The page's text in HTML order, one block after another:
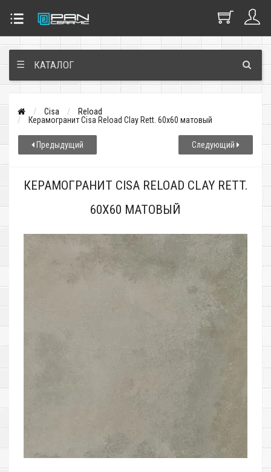
☰ КАТАЛОГ
Cisa
Reload
Керамогранит Cisa Reload Clay Rett. 60x60 матовый
Предыдущий Следующий
КЕРАМОГРАНИТ CISA RELOAD CLAY RETT.
60X60 МАТОВЫЙ